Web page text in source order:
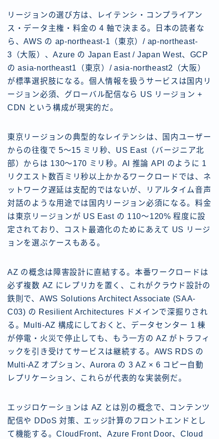
リージョンの選び方は、レイテンシ・コンプライアン
ス・データ主権・料金の 4 軸で決まる。日本の読者な
ら、AWS の ap-northeast-1（東京）/ ap-northeast-
3（大阪）、Azure の Japan East / Japan West、GCP
の asia-northeast1（東京）/ asia-northeast2（大阪）
が標準選択肢になる。個人情報を扱うサービスは国内リ
ージョン必須、グローバル配信なら US リージョン +
CDN という構成が現実的だ。
東京リージョンの典型的なレイテンシは、国内ユーザー
からの往復で 5〜15 ミリ秒、US East（バージニア北
部）からは 130〜170 ミリ秒。AI 推論 API のように 1
リクエスト数百ミリ秒以上かかるワークロードでは、ネ
ットワーク遅延は支配的ではないが、リアルタイム音声
対話のような用途では国内リージョン必須になる。料金
は東京リージョンが US East の 110〜120% 程度に設
定されており、コスト最適化のためにあえて US リージ
ョンを選ぶケースもある。
AZ の概念は障害設計に直結する。本番ワークロードは
必ず複数 AZ にレプリカを置く、これがクラウド設計の
鉄則で、AWS Solutions Architect Associate (SAA-
C03) の Resilient Architectures ドメインで深掘りされ
る。Multi-AZ 構成にしておくと、データセンター 1 棟
が停電・火災で停止しても、もう一方の AZ がトラフィ
ックを引き受けてサービスは継続する。AWS RDS の
Multi-AZ オプション、Aurora の 3 AZ × 6 コピー自動
レプリケーション、これらが代表的な実装例だ。
エッジロケーションは AZ とは別の概念で、コンテンツ
配信や DDoS 対策、エッジ計算のフロントエンドとし
て機能する。CloudFront、Azure Front Door、Cloud